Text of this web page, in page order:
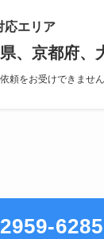
応エリア
、京都府、
頼をお受けできませ
6285